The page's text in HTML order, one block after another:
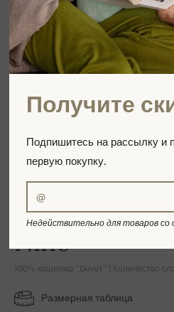
Nino
100% кашемир "Duvet" | Количество
Размерная таблица
Получите
Подпишитесь на рассылку и
первую покупку.
Недействительно для товаров со